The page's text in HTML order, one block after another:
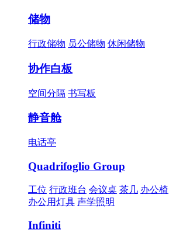
储物
行政储物 员公储物 休闲储物
协作白板
空间分隔 书写板
静音舱
电话亭
Quadrifoglio Group
工位 行政班台 会议桌 茶几 办公椅
办公用灯具 声学照明
Infiniti